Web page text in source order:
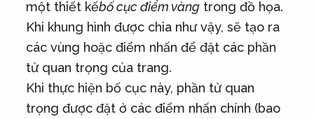
một thiết kếbố cục điểm vàngtrong đồ họa.
Khi khung hình được chia như vậy, sẽ tạo ra
các vùng hoặc điểm nhấn để đặt các phần
tử quan trọng của trang.
Khi thực hiện bố cục này, phần tử quan
trọng được đặt ở các điểm nhấn chính (bao